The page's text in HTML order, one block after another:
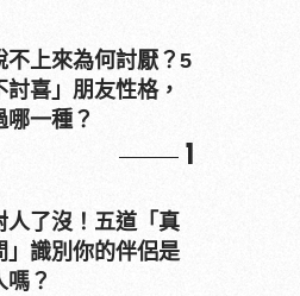
不上來為何討厭？5
討喜」朋友性格，
哪一種？
1
人了沒！五道「真
」識別你的伴侶是
嗎？